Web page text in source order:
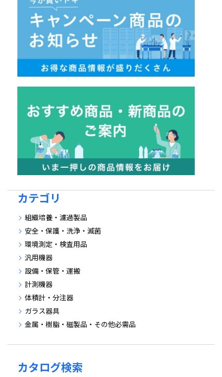
カテゴリ
組織培養・濾過製品
安全・保護・洗浄・滅菌
環境測定・検査用品
汎用機器
設備・保管・運搬
計測機器
体積計・分注器
ガラス器具
金属・樹脂・磁製品・その他必需品
カタログ検索